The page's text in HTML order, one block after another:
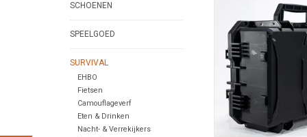
SCHOENEN
SPEELGOED
SURVIVAL
EHBO
Fietsen
Camouflageverf
Eten & Drinken
Nacht- & Verrekijkers
wapens en
stofdicht
Lengte:
46 cm
Lengte
Breedte:
35 cm
TOEVOEGEN AAN